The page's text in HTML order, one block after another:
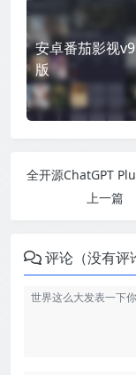
安卓番茄影视
版
上一篇
评论（没有评